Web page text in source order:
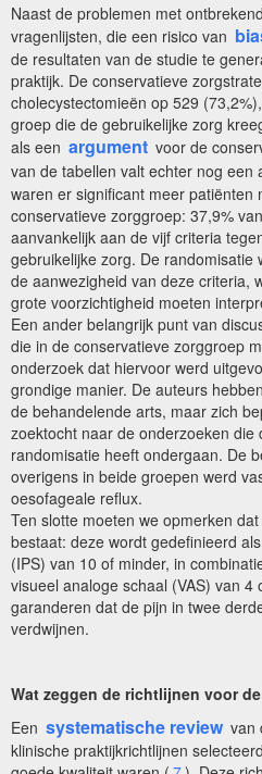
Naast de problemen met
vragenlijsten, die een risico van
de resultaten van de studie te
praktijk. De conservatieve
cholecystectomieën op 529
groep die de gebruikelijke zorg
als een argument voor de
van de tabellen valt echter nog een
waren er significant meer patiënten
conservatieve zorggroep: 37,9%
aanvankelijk aan de vijf criteria
gebruikelijke zorg. De
de aanwezigheid van deze criteria,
grote voorzichtigheid moeten
Een ander belangrijk punt van
die in de conservatieve zorggroep
onderzoek dat hiervoor werd
grondige manier. De auteurs
de behandelende arts, maar zich
zoektocht naar de onderzoeken
randomisatie heeft ondergaan. De
overigens in beide groepen werd
oesofageale reflux.
Ten slotte moeten we opmerken
bestaat: deze wordt gedefinieerd
(IPS) van 10 of minder, in
visueel analoge schaal (VAS) van
garanderen dat de pijn in twee
verdwijnen.
Wat zeggen de richtlijnen voor
Een systematische review van
klinische praktijkrichtlijnen